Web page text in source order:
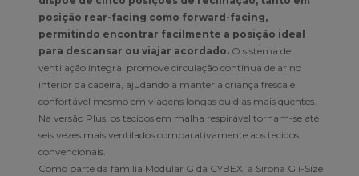
posição rear-facing como forward-facing,
permitindo encontrar facilmente a posição ideal
para descansar ou viajar acordado. O sistema de
ventilação integral promove circulação contínua de ar no
interior da cadeira, ajudando a manter a criança fresca e
confortável mesmo em viagens longas ou dias mais quentes.
Na versão Plus, os tecidos em malha respirável tornam-se até
seis vezes mais ventilados comparativamente aos tecidos
convencionais.
Como parte da família Modular G da CYBEX, a Sirona G i-Size